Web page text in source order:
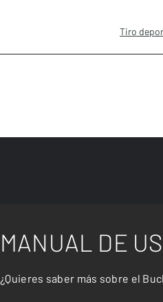
Tiro
MANUAL DE
¿Quieres saber más sobre el